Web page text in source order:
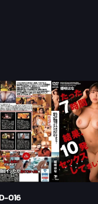
Mini JD สูง 143 ซม. ใครทำ
016